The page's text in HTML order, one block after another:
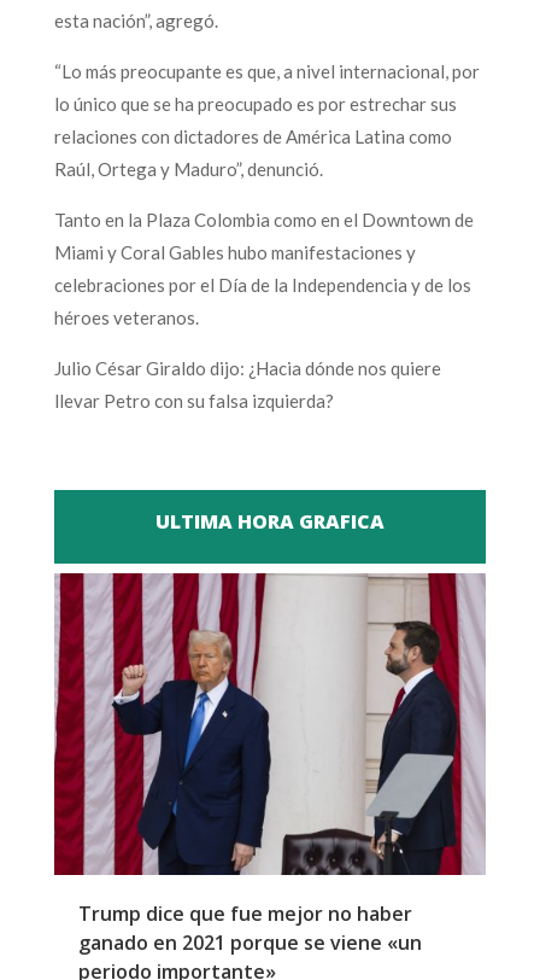
esta nación”, agregó.
“Lo más preocupante es que, a nivel internacional, por
lo único que se ha preocupado es por estrechar sus
relaciones con dictadores de América Latina como
Raúl, Ortega y Maduro”, denunció.
Tanto en la Plaza Colombia como en el Downtown de
Miami y Coral Gables hubo manifestaciones y
celebraciones por el Día de la Independencia y de los
héroes veteranos.
Julio César Giraldo dijo: ¿Hacia dónde nos quiere
llevar Petro con su falsa izquierda?
ULTIMA HORA GRAFICA
Trump dice que fue mejor no haber
ganado en 2021 porque se viene «un
periodo importante»